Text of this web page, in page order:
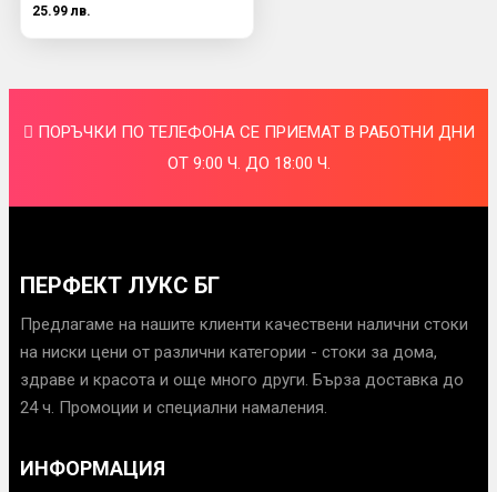
25.99 лв.
ПОРЪЧКИ ПО ТЕЛЕФОНА СЕ ПРИЕМАТ В РАБОТНИ ДНИ
ОТ 9:00 Ч. ДО 18:00 Ч.
ПЕРФЕКТ ЛУКС БГ
Предлагаме на нашите клиенти качествени налични стоки
на ниски цени от различни категории - стоки за дома,
здраве и красота и още много други. Бърза доставка до
24 ч. Промоции и специални намаления.
ИНФОРМАЦИЯ